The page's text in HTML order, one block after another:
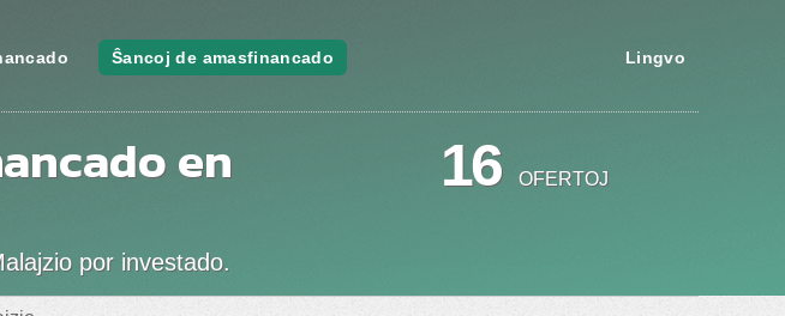
Ŝancoj de amasfinancado Lingvo
en
por investado.
16 OFERTOJ